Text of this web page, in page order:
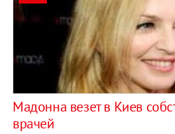
Мадонна везет в Киев
врачей